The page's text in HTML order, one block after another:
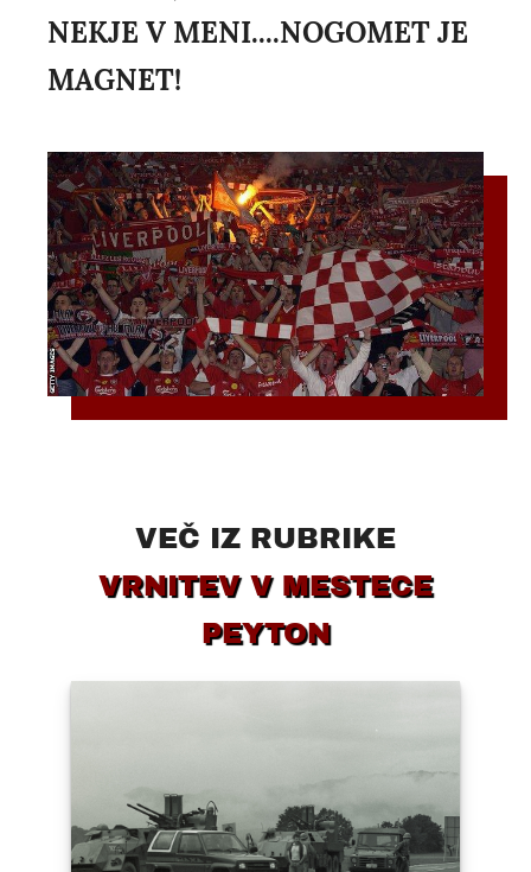
NEKJE V MENI....NOGOMET JE
MAGNET!
VEČ IZ RUBRIKE
VRNITEV V MESTECE
PEYTON